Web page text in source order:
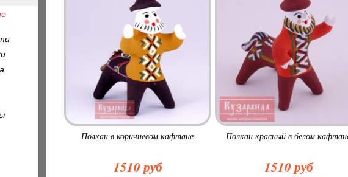
Полкан в коричневом кафтане
1510 руб
Полкан красный в белом
1510 руб